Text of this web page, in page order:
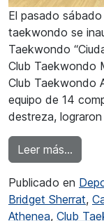
El pasado
taekwondo se
Taekwondo
Club Taekwondo
Club Taekwondo
equipo de 14
destreza,
Leer más…
Publicado en
Bridget Sherrat,
Athenea, Club